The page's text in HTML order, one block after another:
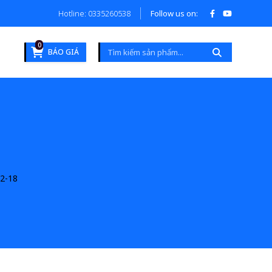
Hotline: 0335260538 Follow us on:
0
BÁO GIÁ
18